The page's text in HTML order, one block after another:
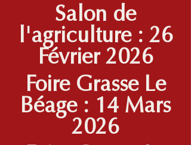
Salon de
l'agriculture : 26
Février 2026
Foire Grasse Le
Béage : 14 Mars
2026